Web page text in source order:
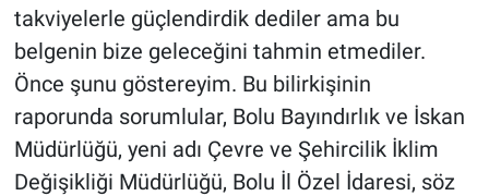
takviyelerle güçlendirdik dediler ama bu
belgenin bize geleceğini tahmin etmediler.
Önce şunu göstereyim. Bu bilirkişinin
raporunda sorumlular, Bolu Bayındırlık ve İskan
Müdürlüğü, yeni adı Çevre ve Şehircilik İklim
Değişikliği Müdürlüğü, Bolu İl Özel İdaresi, söz